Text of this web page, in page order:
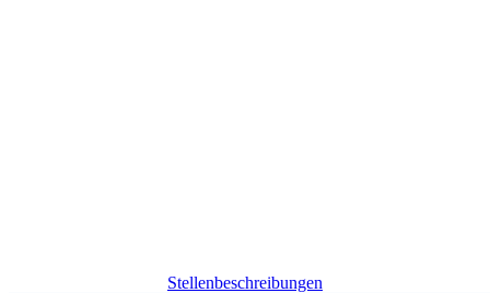
Stellenbeschreibungen